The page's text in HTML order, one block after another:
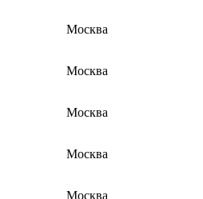
Москва
Москва
Москва
Москва
Москва